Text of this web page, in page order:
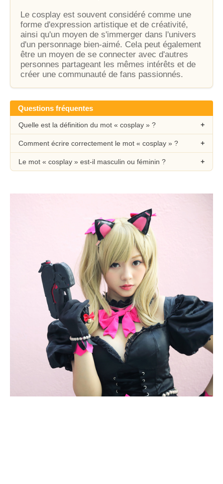
Le cosplay est souvent considéré comme une
forme d'expression artistique et de créativité,
ainsi qu'un moyen de s'immerger dans l'univers
d'un personnage bien-aimé. Cela peut également
être un moyen de se connecter avec d'autres
personnes partageant les mêmes intérêts et de
créer une communauté de fans passionnés.
Questions fréquentes
Quelle est la définition du mot « cosplay » ?
Comment écrire correctement le mot « cosplay » ?
Le mot « cosplay » est-il masculin ou féminin ?